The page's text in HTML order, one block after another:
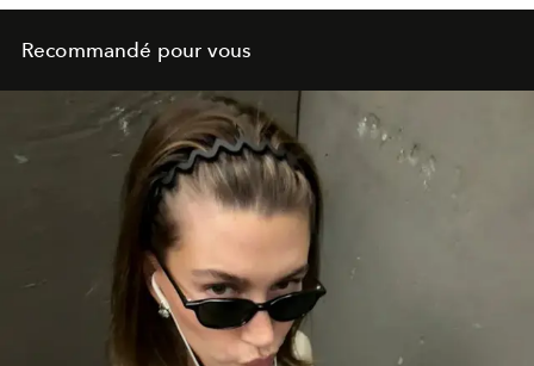
Recommandé pour vous